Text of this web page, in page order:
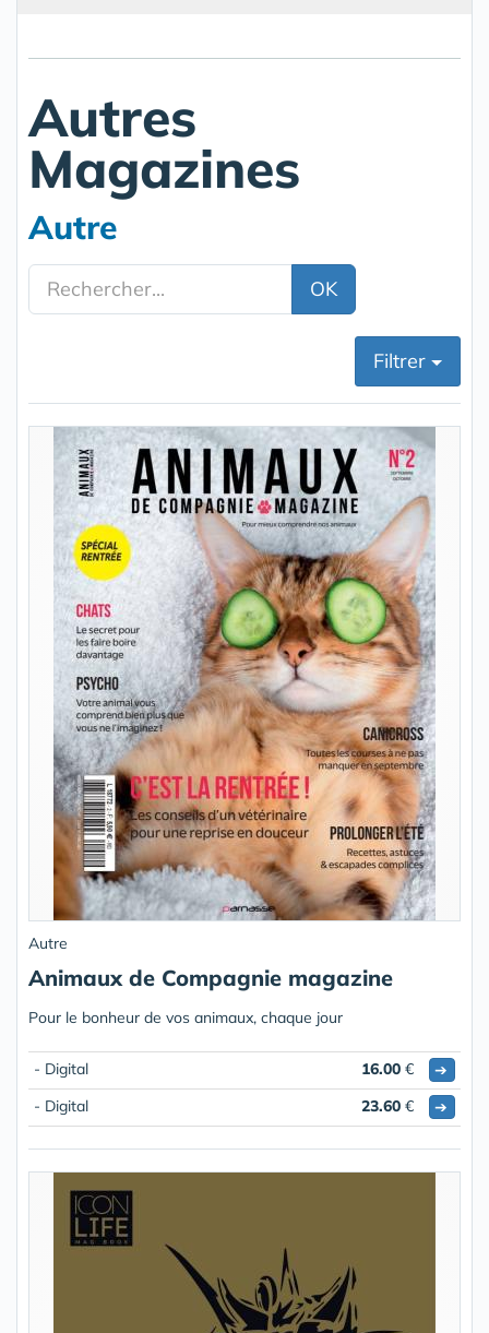
Autres
Magazines
Autre
OK
Filtrer
Autre
Animaux de Compagnie magazine
Pour le bonheur de vos animaux, chaque jour
- Digital 16.00 €
➔
- Digital
23.60 € ➔